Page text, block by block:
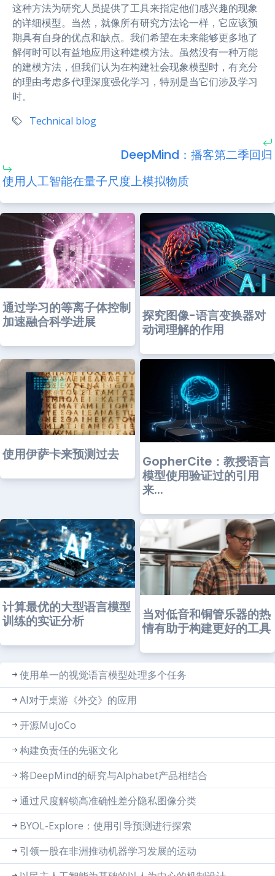
这种方法为研究人员提供了工具来指定他们感兴趣的现象
的详细模型。当然，就像所有研究方法论一样，它应该预
期具有自身的优点和缺点。我们希望在未来能够更多地了
解何时可以有益地应用这种建模方法。虽然没有一种万能
的建模方法，但我们认为在构建社会现象模型时，有充分
的理由考虑多代理深度强化学习，特别是当它们涉及学习
时。
Technical blog
DeepMind：播客第二季回归
使用人工智能在量子尺度上模拟物质
通过学习的等离子体控制
加速融合科学进展
探究图像-语言变换器对
动词理解的作用
使用伊萨卡来预测过去
GopherCite：教授语言
模型使用验证过的引用
来...
计算最优的大型语言模型
训练的实证分析
当对低音和铜管乐器的热
情有助于构建更好的工具
使用单一的视觉语言模型处理多个任务
AI对于桌游《外交》的应用
开源MuJoCo
构建负责任的先驱文化
将DeepMind的研究与Alphabet产品相结合
通过尺度解锁高准确性差分隐私图像分类
BYOL-Explore：使用引导预测进行探索
引领一股在非洲推动机器学习发展的运动